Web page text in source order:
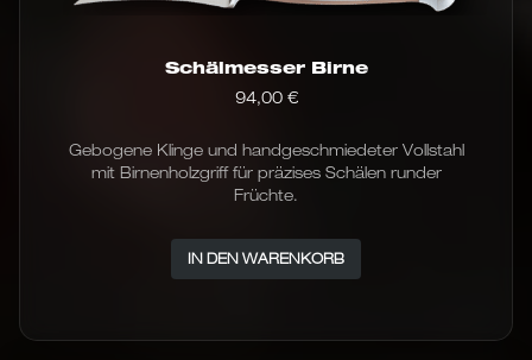
Schälmesser Birne
94,00 €
Gebogene Klinge und handgeschmiedeter Vollstahl
mit Birnenholzgriff für präzises Schälen runder
Früchte.
IN DEN WARENKORB